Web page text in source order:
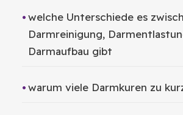
welche Unterschiede es
Darmreinigung,
Darmaufbau gibt
warum viele Darmkuren zu